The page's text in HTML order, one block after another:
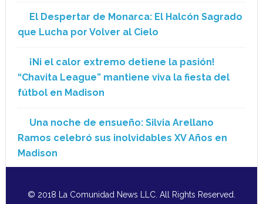
El Despertar de Monarca: El Halcón Sagrado
que Lucha por Volver al Cielo
¡Ni el calor extremo detiene la pasión!
“Chavita League” mantiene viva la fiesta del
fútbol en Madison
Una noche de ensueño: Silvia Arellano
Ramos celebró sus inolvidables XV Años en
Madison
© 2018 La Comunidad News LLC. All Rights Reserved.